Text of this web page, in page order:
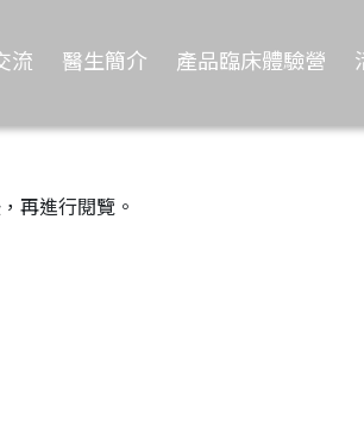
流 醫生簡介 產品臨床體驗營
再進行閱覽。